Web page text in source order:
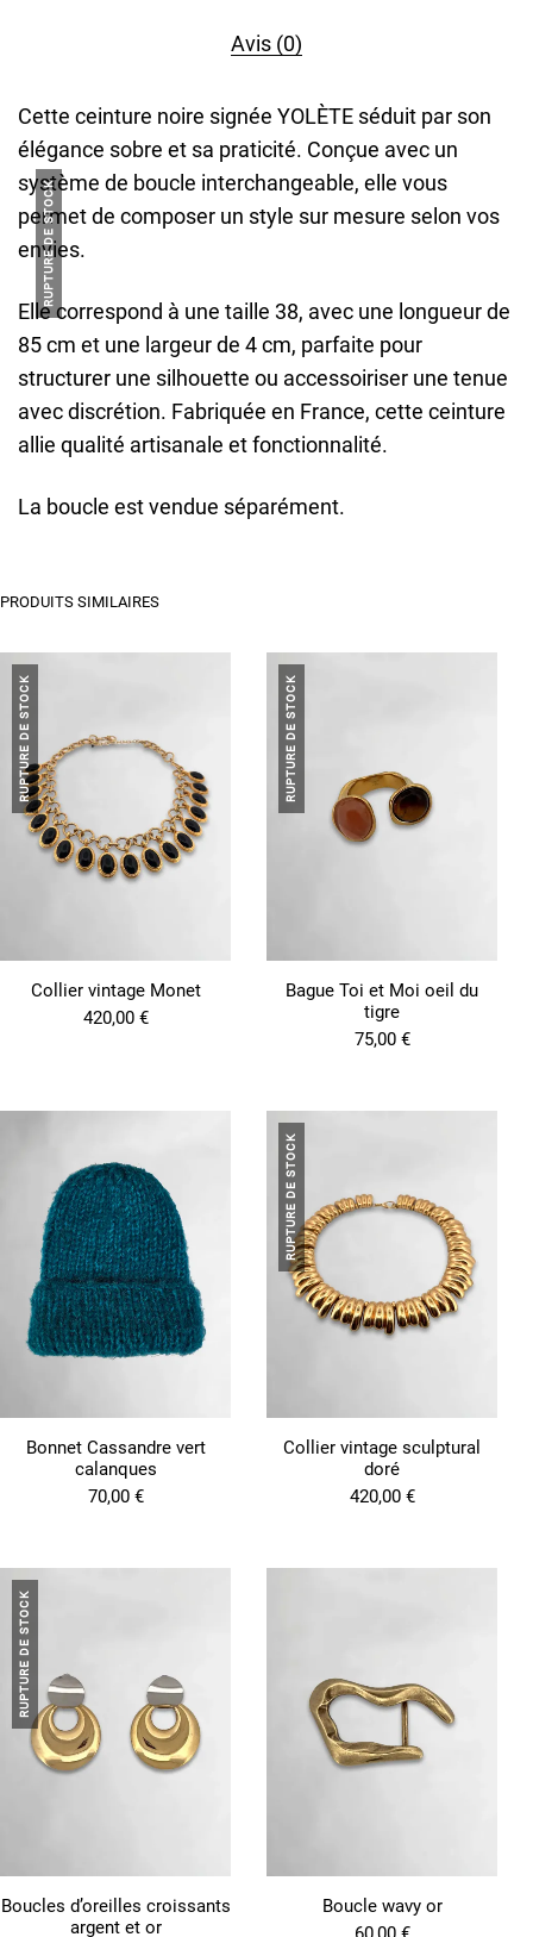
RUPTURE DE STOCK
Avis (0)
Cette ceinture noire signée YOLÈTE séduit par son
élégance sobre et sa praticité. Conçue avec un
système de boucle interchangeable, elle vous
permet de composer un style sur mesure selon vos
envies.
Elle correspond à une taille 38, avec une longueur de
85 cm et une largeur de 4 cm, parfaite pour
structurer une silhouette ou accessoiriser une tenue
avec discrétion. Fabriquée en France, cette ceinture
allie qualité artisanale et fonctionnalité.
La boucle est vendue séparément.
PRODUITS SIMILAIRES
RUPTURE DE STOCK
Collier vintage Monet
420,00 €
RUPTURE DE STOCK
Bague Toi et Moi oeil du
tigre
75,00 €
Bonnet Cassandre vert
calanques
70,00 €
RUPTURE DE STOCK
Collier vintage sculptural
doré
420,00 €
RUPTURE DE STOCK
Boucles d’oreilles croissants
argent et or
Boucle wavy or